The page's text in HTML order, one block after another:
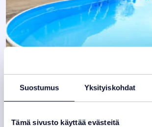
Suostumus Yksityiskohdat
Tämä sivusto käyttää evästeitä
Uima-allaspaketti Pool4You Basic